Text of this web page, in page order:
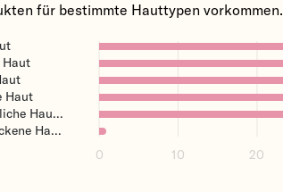
für bestimmte Hauttypen vorkommen.
0 10 20
Haut
Haut
Hau...
Ha...